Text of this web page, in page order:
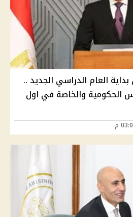
العام الدراسي الجديد ..
الحكومية والخاصة في اول